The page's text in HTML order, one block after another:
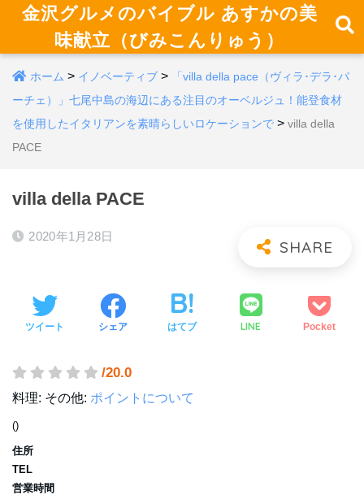
金沢グルメのバイブル あすかの美
味献立（びみこんりゅう）
ホーム > イノベーティブ >
「villa della pace（ヴィラ･デラ･パ
ーチェ）」七尾中島の海辺にある注目のオーベルジュ！能登食材
を使用したイタリアンを素晴らしいロケーションで > villa della
PACE
villa della PACE
2020年1月28日
ツイート シェア はてブ LINE Pocket
/20.0
料理: その他: ポイントについて
()
住所
TEL
営業時間